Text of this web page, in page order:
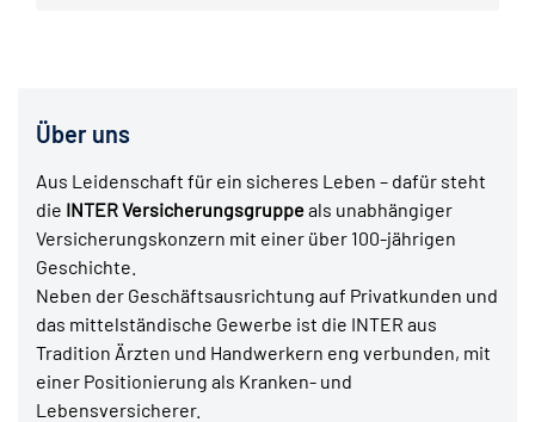
Über uns
Aus Leidenschaft für ein sicheres Leben – dafür steht
die INTER Versicherungsgruppeals unabhängiger
Versicherungskonzern mit einer über 100-jährigen
Geschichte.
Neben der Geschäftsausrichtung auf Privatkunden und
das mittelständische Gewerbe ist die INTER aus
Tradition Ärzten und Handwerkern eng verbunden, mit
einer Positionierung als Kranken- und
Lebensversicherer.